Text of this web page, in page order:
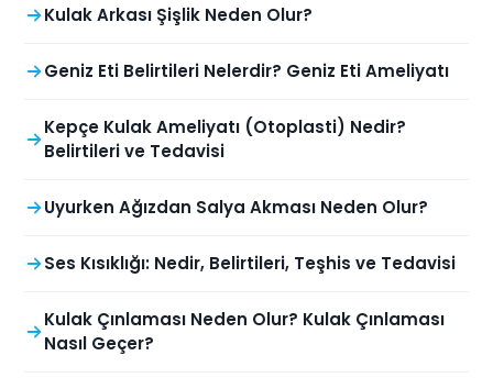
Kulak Arkası Şişlik Neden Olur?
Geniz Eti Belirtileri Nelerdir? Geniz Eti Ameliyatı
Kepçe Kulak Ameliyatı (Otoplasti) Nedir?
Belirtileri ve Tedavisi
Uyurken Ağızdan Salya Akması Neden Olur?
Ses Kısıklığı: Nedir, Belirtileri, Teşhis ve Tedavisi
Kulak Çınlaması Neden Olur? Kulak Çınlaması
Nasıl Geçer?